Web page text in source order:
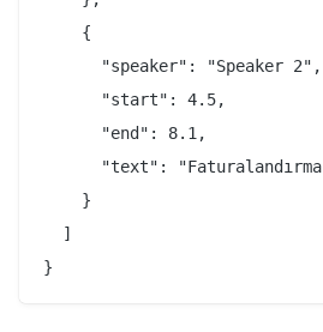
    {
      "speaker": "Speaker 2",
      "start": 4.5,
      "end": 8.1,
"text":
    }
  ]